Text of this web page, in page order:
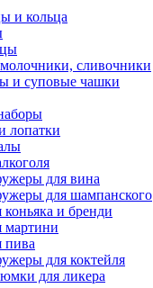
и кольца
сливочники
и суповые чашки
лопатки
для вина
для шампанского
и бренди
мартини
пива
для коктейля
для ликера